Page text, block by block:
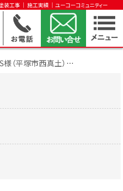
装工事 │ 施工実績 │ユーコーコミュニティー
W・S様（平塚市西真土）屋根・外壁塗装工事